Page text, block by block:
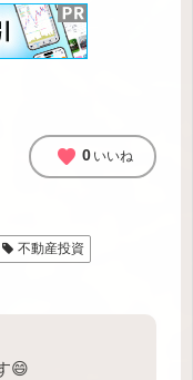
favorite 0 いいね
不動産投資
😄